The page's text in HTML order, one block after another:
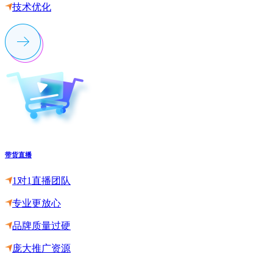
技术优化
带货直播
1对1直播团队
专业更放心
品牌质量过硬
庞大推广资源